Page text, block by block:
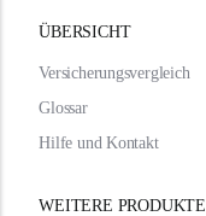
ÜBERSICHT
WEITERE PRODUKTE
Versicherungsvergleich
Glossar
Hilfe und Kontakt